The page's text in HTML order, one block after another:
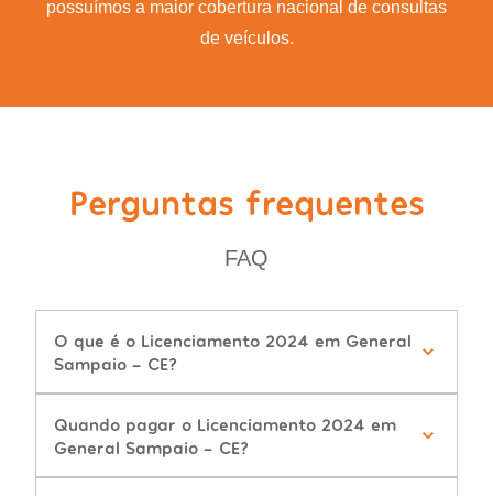
possuímos a maior cobertura nacional de consultas
de veículos.
Perguntas frequentes
FAQ
O que é o Licenciamento 2024 em General
Sampaio - CE?
Quando pagar o Licenciamento 2024 em
General Sampaio - CE?